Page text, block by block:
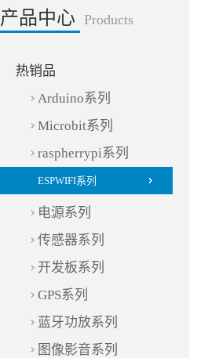
产品中心 Products
热销品
Arduino系列
Microbit系列
raspherrypi系列
ESPWIFI系列
电源系列
传感器系列
开发板系列
GPS系列
蓝牙功放系列
图像影音系列